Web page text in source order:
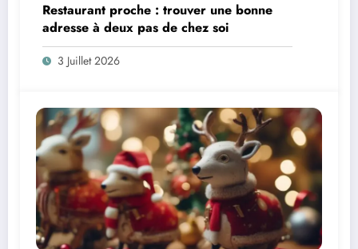
Restaurant proche : trouver une bonne
adresse à deux pas de chez soi
3 Juillet 2026